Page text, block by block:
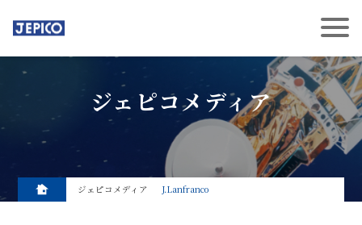
ジェピコメディア
ジェピコメディア J.Lanfranco